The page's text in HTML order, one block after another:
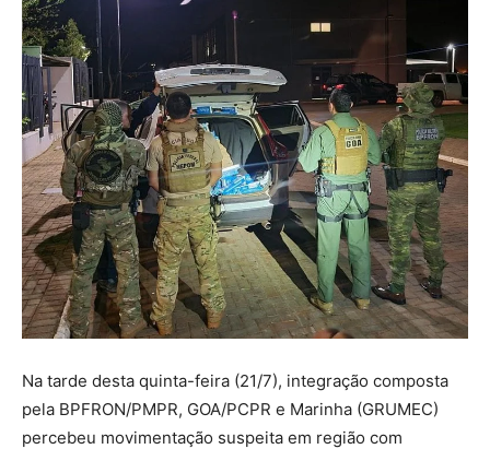
Na tarde desta quinta-feira (21/7), integração composta
pela BPFRON/PMPR, GOA/PCPR e Marinha (GRUMEC)
percebeu movimentação suspeita em região com